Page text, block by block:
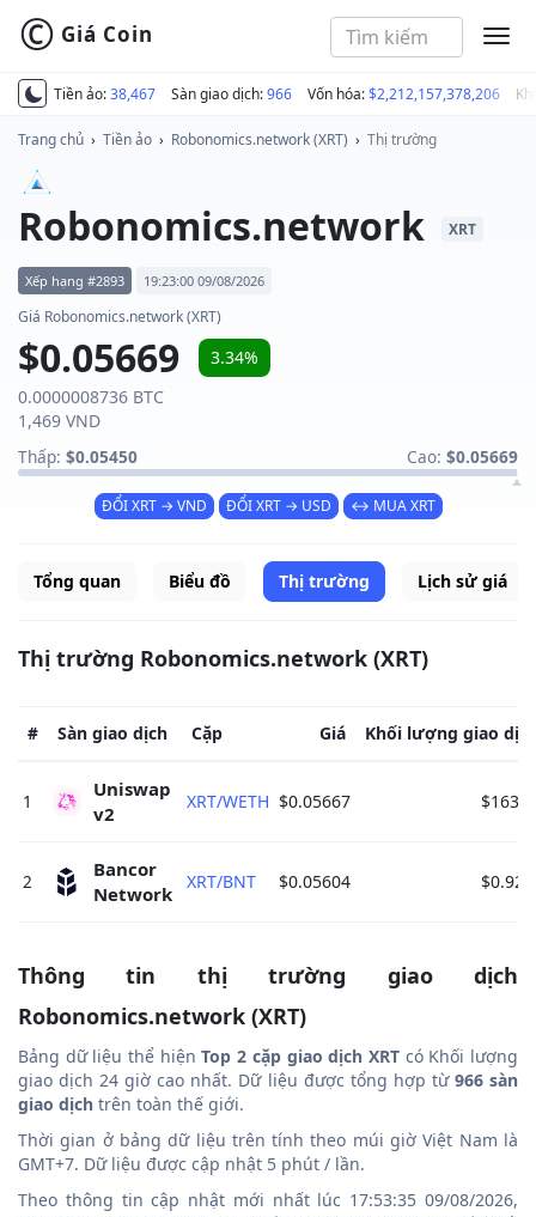
Tiền ảo:38,467 Sàn giao dịch:966 Vốn hóa:$2,212,157,378,206
© Giá Coin
Trang chủ › Tiền ảo › Robonomics.network (XRT) › Thị trường
Robonomics.network XRT
Xếp hạng #2893 19:23:00 09/08/2026
Giá Robonomics.network (XRT)
$0.05669
3.34%
0.0000008736 BTC
1,469 VND
Thấp: $0.05450 Cao: $0.05669
ĐỔI XRT → VND ĐỔI XRT → USD ↔ MUA XRT
Tổng quan Biểu đồ Thị trường Lịch sử giá
Thị trường Robonomics.network (XRT)
# Sàn giao dịch Cặp Giá Khối lượng giao
1
Uniswap
v2
XRT/WETH $0.05667
2
Bancor
Network
XRT/BNT $0.05604
Thông tin thị trường giao dịch
Robonomics.network (XRT)
Bảng dữ liệu thể hiệnTop 2 cặp giao dịch XRTcó Khối lượng
giao dịch 24 giờ cao nhất. Dữ liệu được tổng hợp từ 966 sàn
giao dịch trên toàn thế giới.
Thời gian ở bảng dữ liệu trên tính theo múi giờ Việt Nam là
GMT+7. Dữ liệu được cập nhật 5 phút / lần.
Theo thông tin cập nhật mới nhất lúc 17:53:35 09/08/2026,